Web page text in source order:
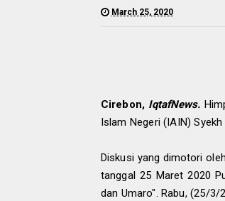
March 25, 2020
Cirebon, IqtafNews.
Islam Negeri (IAIN)
Diskusi yang dimotori
tanggal 25 Maret 2020
dan Umaro". Rabu, (25/3/